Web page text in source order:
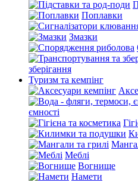
Поплавки
Змазки
зберігання
Туризм та кемпінг
ємності
Меблі
Вогнище
Намети